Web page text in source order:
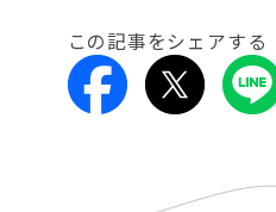
この記事をシェアする